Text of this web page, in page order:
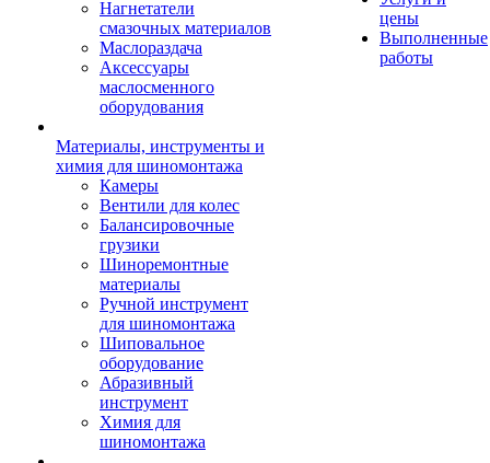
Нагнетатели
смазочных материалов
Маслораздача
Аксессуары
маслосменного
оборудования
Материалы, инструменты и
химия для шиномонтажа
Камеры
Вентили для колес
Балансировочные
грузики
Шиноремонтные
материалы
Ручной инструмент
для шиномонтажа
Шиповальное
оборудование
Абразивный
инструмент
Химия для
шиномонтажа
цены
Выполненные
работы